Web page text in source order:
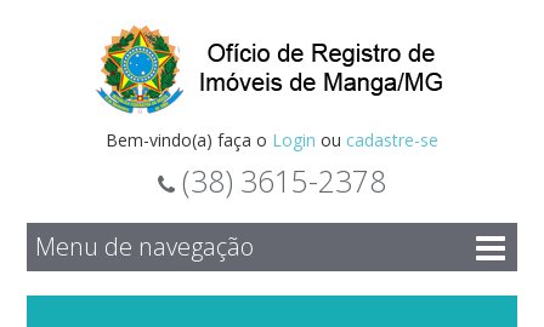
Bem-vindo(a) faça o Login ou cadastre-se
(38) 3615-2378
Menu de navegação